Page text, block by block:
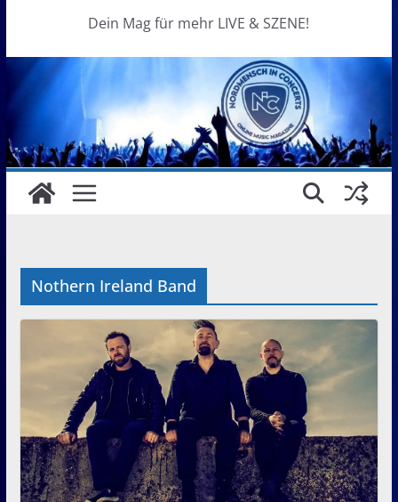
Dein Mag für mehr LIVE & SZENE!
Nothern Ireland Band